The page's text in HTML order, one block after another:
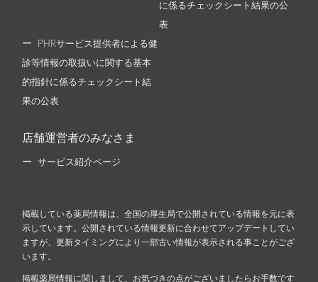
に係るチェックシート結果の公
表
PHRサービス提供者による健
診等情報の取扱いに関する基本
的指針に係るチェックシート結
果の公表
店舗運営者のみなさま
サービス紹介ページ
掲載している薬局情報は、全国の厚生局で公開されている情報を元に表
示しています。公開されている情報更新に合わせてアップデートしてい
ますが、更新タイミングにより一部古い情報が表示される事ことがござ
います。
掲載薬局情報に関しまして、お気づきの点がございましたらお手数です